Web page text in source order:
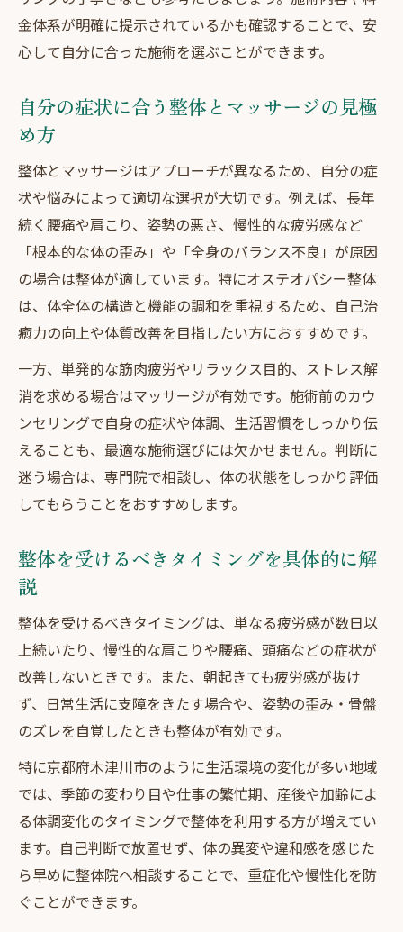
金体系が明確に提示されているかも確認することで、安
心して自分に合った施術を選ぶことができます。
自分の症状に合う整体とマッサージの見極
め方
整体とマッサージはアプローチが異なるため、自分の症
状や悩みによって適切な選択が大切です。例えば、長年
続く腰痛や肩こり、姿勢の悪さ、慢性的な疲労感など
「根本的な体の歪み」や「全身のバランス不良」が原因
の場合は整体が適しています。特にオステオパシー整体
は、体全体の構造と機能の調和を重視するため、自己治
癒力の向上や体質改善を目指したい方におすすめです。
一方、単発的な筋肉疲労やリラックス目的、ストレス解
消を求める場合はマッサージが有効です。施術前のカウ
ンセリングで自身の症状や体調、生活習慣をしっかり伝
えることも、最適な施術選びには欠かせません。判断に
迷う場合は、専門院で相談し、体の状態をしっかり評価
してもらうことをおすすめします。
整体を受けるべきタイミングを具体的に解
説
整体を受けるべきタイミングは、単なる疲労感が数日以
上続いたり、慢性的な肩こりや腰痛、頭痛などの症状が
改善しないときです。また、朝起きても疲労感が抜け
ず、日常生活に支障をきたす場合や、姿勢の歪み・骨盤
のズレを自覚したときも整体が有効です。
特に京都府木津川市のように生活環境の変化が多い地域
では、季節の変わり目や仕事の繁忙期、産後や加齢によ
る体調変化のタイミングで整体を利用する方が増えてい
ます。自己判断で放置せず、体の異変や違和感を感じた
ら早めに整体院へ相談することで、重症化や慢性化を防
ぐことができます。